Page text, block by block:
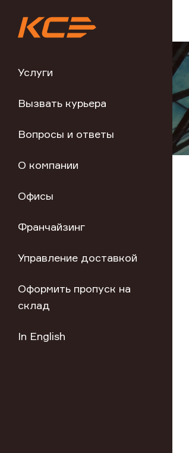
Услуги
Вызвать курьера
Вопросы и ответы
О компании
Офисы
Франчайзинг
Управление доставкой
Оформить пропуск на
склад
In English